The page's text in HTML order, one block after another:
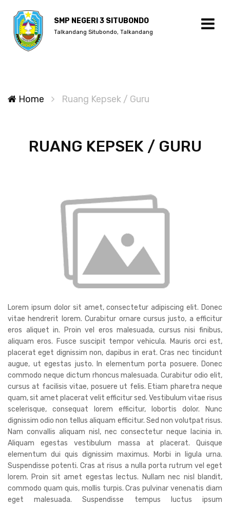
SMP NEGERI 3 SITUBONDO
Talkandang Situbondo, Talkandang
Home Ruang Kepsek / Guru
RUANG KEPSEK / GURU
Lorem ipsum dolor sit amet, consectetur adipiscing elit. Donec
vitae hendrerit lorem. Curabitur ornare cursus justo, a efficitur
eros aliquet in. Proin vel eros malesuada, cursus nisi finibus,
aliquam eros. Fusce suscipit tempor vehicula. Mauris orci est,
placerat eget dignissim non, dapibus in erat. Cras nec tincidunt
augue, ut egestas justo. In elementum porta posuere. Donec
commodo neque dictum rhoncus malesuada. Curabitur odio elit,
cursus at facilisis vitae, posuere ut felis. Etiam pharetra neque
quam, sit amet placerat velit efficitur sed. Vestibulum vitae risus
scelerisque, consequat lorem efficitur, lobortis dolor. Nunc
dignissim odio non tellus aliquam efficitur. Sed non volutpat risus.
Nam convallis aliquam nisl, nec consectetur neque lacinia in.
Aliquam egestas vestibulum massa at placerat. Quisque
elementum dui quis dignissim maximus. Morbi in ligula urna.
Suspendisse potenti. Cras at risus a nulla porta rutrum vel eget
lorem. Proin sit amet egestas lectus. Nullam nec nisl blandit,
commodo quam quis, mollis turpis. Cras pulvinar venenatis diam
eget malesuada. Suspendisse tempus luctus ipsum